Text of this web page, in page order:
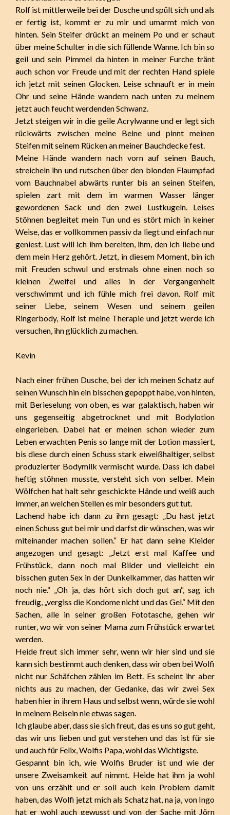
Rolf ist mittlerweile bei der Dusche und spült sich und als
er fertig ist, kommt er zu mir und umarmt mich von
hinten. Sein Steifer drückt an meinem Po und er schaut
über meine Schulter in die sich füllende Wanne. Ich bin so
geil und sein Pimmel da hinten in meiner Furche tränt
auch schon vor Freude und mit der rechten Hand spiele
ich jetzt mit seinen Glocken. Leise schnauft er in mein
Ohr und seine Hände wandern nach unten zu meinem
jetzt auch feucht werdenden Schwanz.
Jetzt steigen wir in die geile Acrylwanne und er legt sich
rückwärts zwischen meine Beine und pinnt meinen
Steifen mit seinem Rücken an meiner Bauchdecke fest.
Meine Hände wandern nach vorn auf seinen Bauch,
streicheln ihn und rutschen über den blonden Flaumpfad
vom Bauchnabel abwärts runter bis an seinen Steifen,
spielen zart mit dem im warmen Wasser länger
gewordenen Sack und den zwei Lustkugeln. Leises
Stöhnen begleitet mein Tun und es stört mich in keiner
Weise, das er vollkommen passiv da liegt und einfach nur
geniest. Lust will ich ihm bereiten, ihm, den ich liebe und
dem mein Herz gehört. Jetzt, in diesem Moment, bin ich
mit Freuden schwul und erstmals ohne einen noch so
kleinen Zweifel und alles in der Vergangenheit
verschwimmt und ich fühle mich frei davon. Rolf mit
seiner Liebe, seinem Wesen und seinem geilen
Ringerbody, Rolf ist meine Therapie und jetzt werde ich
versuchen, ihn glücklich zu machen.
Kevin
Nach einer frühen Dusche, bei der ich meinen Schatz auf
seinen Wunsch hin ein bisschen gepoppt habe, von hinten,
mit Berieselung von oben, es war galaktisch, haben wir
uns gegenseitig abgetrocknet und mit Bodylotion
eingerieben. Dabei hat er meinen schon wieder zum
Leben erwachten Penis so lange mit der Lotion massiert,
bis diese durch einen Schuss stark eiweißhaltiger, selbst
produzierter Bodymilk vermischt wurde. Dass ich dabei
heftig stöhnen musste, versteht sich von selber. Mein
Wölfchen hat halt sehr geschickte Hände und weiß auch
immer, an welchen Stellen es mir besonders gut tut.
Lachend habe ich dann zu ihm gesagt: „Du hast jetzt
einen Schuss gut bei mir und darfst dir wünschen, was wir
miteinander machen sollen.“ Er hat dann seine Kleider
angezogen und gesagt: „Jetzt erst mal Kaffee und
Frühstück, dann noch mal Bilder und vielleicht ein
bisschen guten Sex in der Dunkelkammer, das hatten wir
noch nie.“ „Oh ja, das hört sich doch gut an“, sag ich
freudig, „vergiss die Kondome nicht und das Gel.“ Mit den
Sachen, alle in seiner großen Fototasche, gehen wir
runter, wo wir von seiner Mama zum Frühstück erwartet
werden.
Heide freut sich immer sehr, wenn wir hier sind und sie
kann sich bestimmt auch denken, dass wir oben bei Wolfi
nicht nur Schäfchen zählen im Bett. Es scheint ihr aber
nichts aus zu machen, der Gedanke, das wir zwei Sex
haben hier in ihrem Haus und selbst wenn, würde sie wohl
in meinem Beisein nie etwas sagen.
Ich glaube aber, dass sie sich freut, das es uns so gut geht,
das wir uns lieben und gut verstehen und das ist für sie
und auch für Felix, Wolfis Papa, wohl das Wichtigste.
Gespannt bin ich, wie Wolfis Bruder ist und wie der
unsere Zweisamkeit auf nimmt. Heide hat ihm ja wohl
von uns erzählt und er soll auch kein Problem damit
haben, das Wolfi jetzt mich als Schatz hat, na ja, von Ingo
hat er wohl auch gewusst und von der Sache mit Jörn